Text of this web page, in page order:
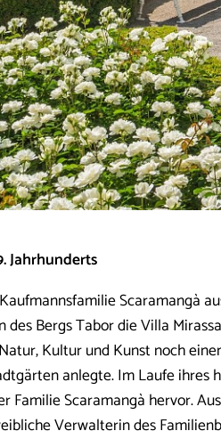
Jahrhunderts
Scaramangà
Bergs Tabor die Villa
Kultur und Kunst noch
anlegte. Im Laufe ihres
Familie Scaramangà hervor.
Verwalterin des